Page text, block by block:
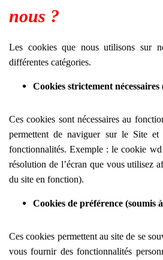
nous ?
Les cookies que nous utilisons sur
différentes catégories.
Cookies strictement
Ces cookies sont nécessaires au
permettent de naviguer sur le Site et
fonctionnalités. Exemple : le cookie wd
résolution de l’écran que vous utilisez
du site en fonction).
Cookies de préférence (soumis
Ces cookies permettent au site de se
vous fournir des fonctionnalités